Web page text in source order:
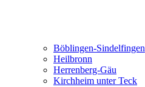
Böblingen-Sindelfingen
Heilbronn
Herrenberg-Gäu
Kirchheim unter Teck